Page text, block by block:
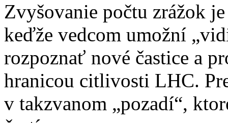
Zvyšovanie počtu zrážok
keďže vedcom umožní
rozpoznať nové častice a
hranicou citlivosti LHC.
v takzvanom „pozadí“,